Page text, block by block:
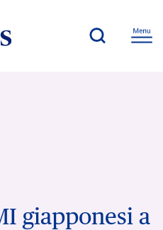
giapponesi a